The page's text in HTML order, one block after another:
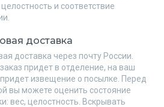
и соответствие
доставка
доставка через почту России.
придет в отделение, на ваш
извещение о посылке. Перед
вы можете оценить состояние
вес, целостность. Вскрывать